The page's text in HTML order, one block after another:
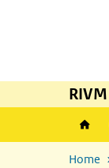
RIVM
Home